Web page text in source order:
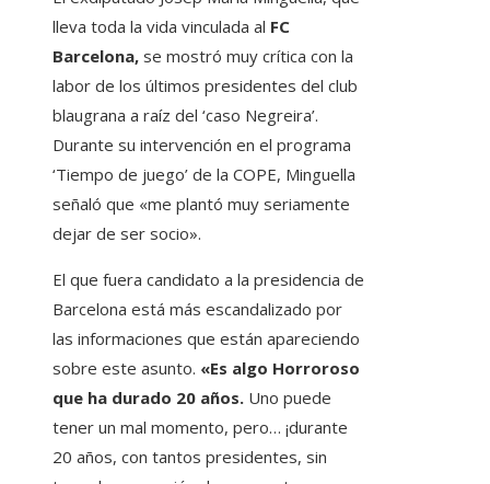
lleva toda la vida vinculada al FC
Barcelona, se mostró muy crítica con la
labor de los últimos presidentes del club
blaugrana a raíz del ‘caso Negreira’.
Durante su intervención en el programa
‘Tiempo de juego’ de la COPE, Minguella
señaló que «me plantó muy seriamente
dejar de ser socio».
El que fuera candidato a la presidencia de
Barcelona está más escandalizado por
las informaciones que están apareciendo
sobre este asunto. «Es algo Horroroso
que ha durado 20 años. Uno puede
tener un mal momento, pero… ¡durante
20 años, con tantos presidentes, sin